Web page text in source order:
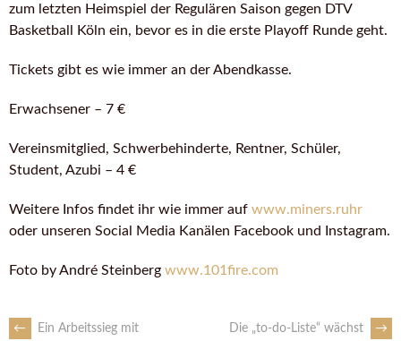
zum letzten Heimspiel der Regulären Saison gegen DTV
Basketball Köln ein, bevor es in die erste Playoff Runde geht.
Tickets gibt es wie immer an der Abendkasse.
Erwachsener – 7 €
Vereinsmitglied, Schwerbehinderte, Rentner, Schüler,
Student, Azubi – 4 €
Weitere Infos findet ihr wie immer auf www.miners.ruhr
oder unseren Social Media Kanälen Facebook und Instagram.
Foto by André Steinberg www.101fire.com
←
Ein Arbeitssieg mit
Die „to-do-Liste“ wächst →